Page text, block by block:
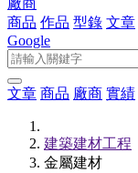
廠商
商品 作品 型錄 文章
Google
文章 商品 廠商 實績
建築建材工程
金屬建材